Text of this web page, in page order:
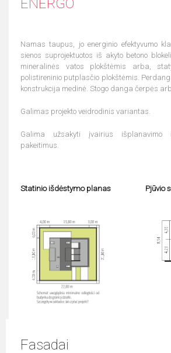
ENERGO
Namas taupus, jo energinio efektyvumo
sienos suprojektuotos iš akyto betono
mineralinės vatos plokštėmis arba,
polistireninio putplasčio plokštėmis.
konstrukcija medinė. Stogo danga čerpės
Galimas projekto veidrodinis variantas.
Galima užsakyti įvairius išplanavimo
pakeitimus.
Statinio išdėstymo planas Pjūvio
Fasadai